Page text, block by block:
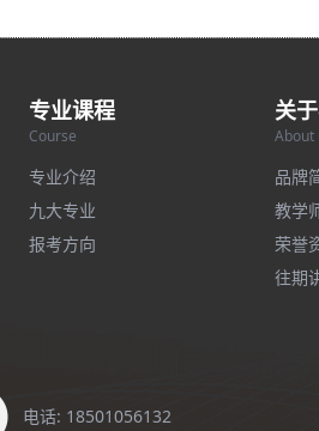
专业课程
Course
专业介绍
九大专业
报考方向
关
About
品牌
教学
荣誉
往期
电话: 18501056132